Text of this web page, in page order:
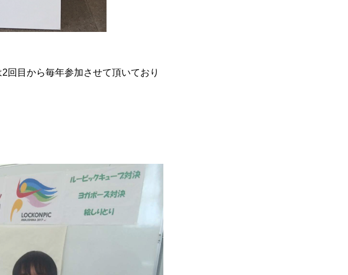
回目から毎年参加させて頂いており